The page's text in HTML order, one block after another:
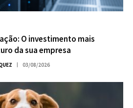
O investimento mais
da sua empresa
03/08/2026